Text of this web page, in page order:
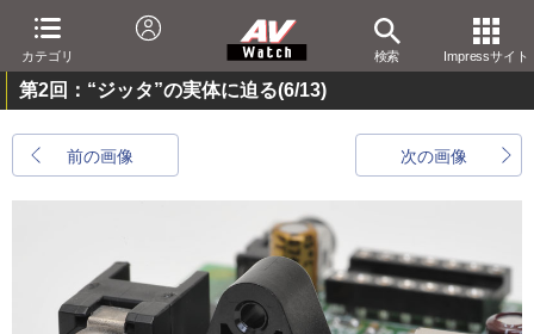
カテゴリ 検索 Impressサイト
第2回：“ジッタ”の実体に迫る(6/13)
前の画像 次の画像